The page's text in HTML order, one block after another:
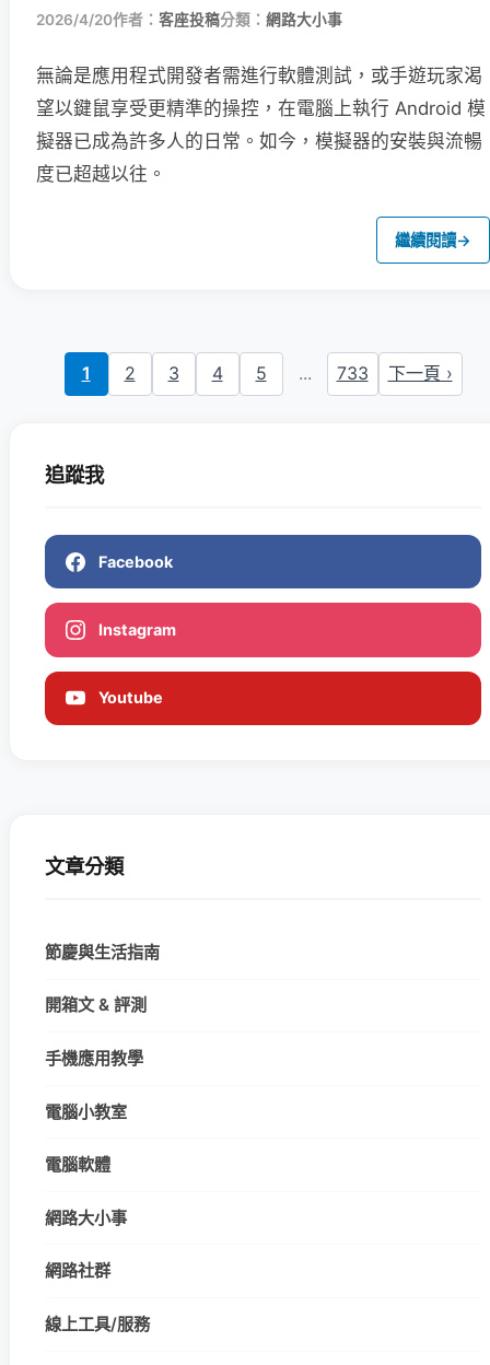
2026/4/20作者： 客座投稿分類： 網路大小事
無論是應用程式開發者需進行軟體測試，或手遊玩家渴
望以鍵鼠享受更精準的操控，在電腦上執行 Android 模
擬器已成為許多人的日常。如今，模擬器的安裝與流暢
度已超越以往。
繼續閱讀→
1 2 3 4 5 ... 733 下一頁 ›
追蹤我
Facebook
Instagram
Youtube
文章分類
節慶與生活指南
開箱文 & 評測
手機應用教學
電腦小教室
電腦軟體
網路大小事
網路社群
線上工具/服務